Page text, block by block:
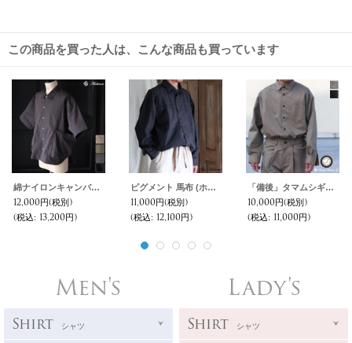
この商品を買った人は、こんな商品も買っています
綿ナイロンキャンバス サイドドローコード ビックポケット ハーフスリーブ ジャケット / Audience
12,000円(税別)
(税込: 13,200円)
ピグメント 馬布 (ホースクロス) ドローコード バルーン ユーティリティーシャツジャケット / Audience
11,000円(税別)
(税込: 12,100円)
「備後」タマムシギャバ レギュラーカラー ボクシーAライン 長袖 ドレスシャツ【MADE IN JAPAN】『日本製』/ Upscape Audience
10,000円(税別)
(税込: 11,000円)
Men's
Shirt シャツ
Lady's
Shirt シャツ